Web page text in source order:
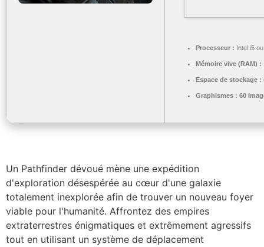
Processeur : Intel i5
Mémoire vive (RAM) :
Espace de stockage :
Graphismes : 60
Un Pathfinder dévoué mène une expédition
d'exploration désespérée au cœur d'une galaxie
totalement inexplorée afin de trouver un nouveau foyer
viable pour l'humanité. Affrontez des empires
extraterrestres énigmatiques et extrêmement agressifs
tout en utilisant un système de déplacement